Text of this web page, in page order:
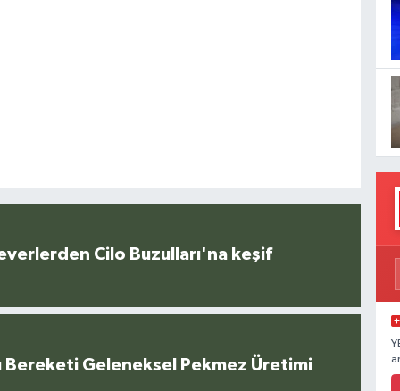
Cilo Buzulları'na keşif
Bereketi Geleneksel Pekmez Üretimi